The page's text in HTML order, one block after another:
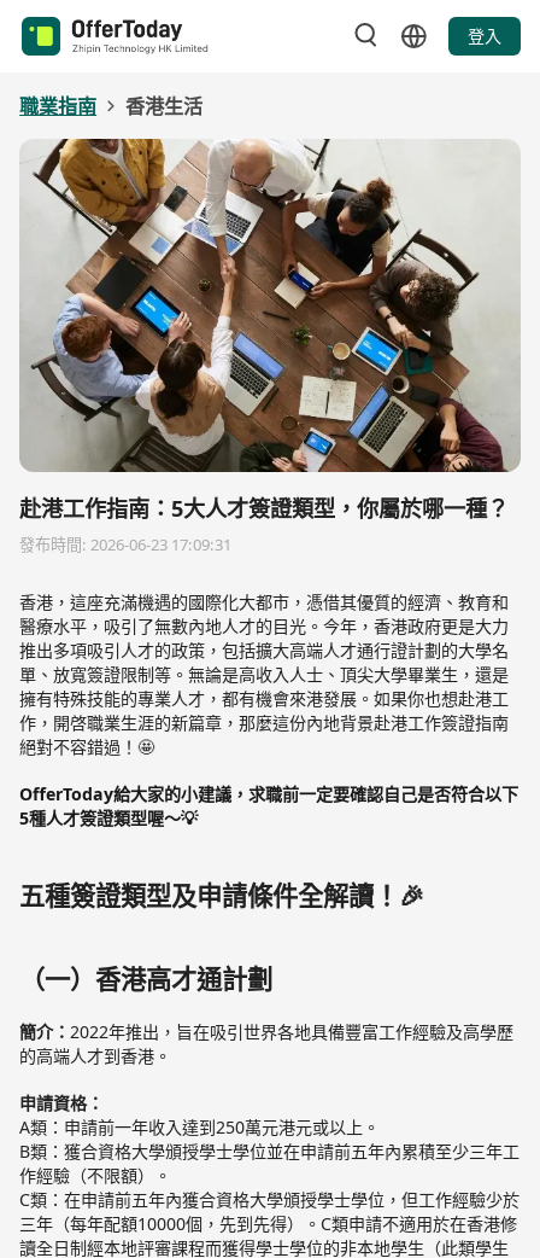
登入
職業指南 香港生活
赴港工作指南：5大人才簽證類型，你屬於哪一種？
發布時間: 2026-06-23 17:09:31
香港，這座充滿機遇的國際化大都市，憑借其優質的經濟、教育和
醫療水平，吸引了無數內地人才的目光。今年，香港政府更是大力
推出多項吸引人才的政策，包括擴大高端人才通行證計劃的大學名
單、放寬簽證限制等。無論是高收入人士、頂尖大學畢業生，還是
擁有特殊技能的專業人才，都有機會來港發展。如果你也想赴港工
作，開啓職業生涯的新篇章，那麼這份內地背景赴港工作簽證指南
絕對不容錯過！🤩
OfferToday給大家的小建議，求職前一定要確認自己是否符合以下
5種人才簽證類型喔～💡
五種簽證類型及申請條件全解讀！🎉
（一）香港高才通計劃
簡介：2022年推出，旨在吸引世界各地具備豐富工作經驗及高學歷
的高端人才到香港。
申請資格：
A類：申請前一年收入達到250萬元港元或以上。
B類：獲合資格大學頒授學士學位並在申請前五年內累積至少三年工
作經驗（不限額）。
C類：在申請前五年內獲合資格大學頒授學士學位，但工作經驗少於
三年（每年配額10000個，先到先得）。C類申請不適用於在香港修
讀全日制經本地評審課程而獲得學士學位的非本地學生（此類學生